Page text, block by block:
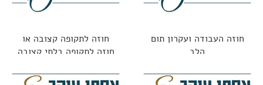
חוזה העבודה ועקרון תום
הלב
חוזה לתקופה קצובה או
חוזה לתקופה בלתי קצובה